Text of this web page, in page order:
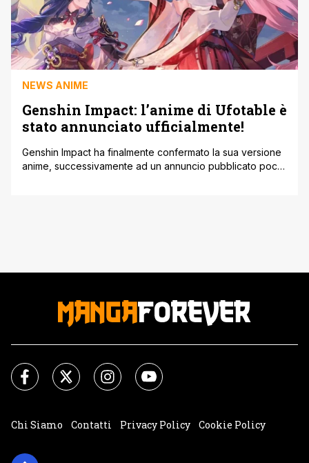
NEWS ANIME
Genshin Impact: l’anime di Ufotable è
stato annunciato ufficialmente!
Genshin Impact ha finalmente confermato la sua versione
anime, successivamente ad un annuncio pubblicato poco
Chi Siamo Contatti Privacy Policy
Cookie Policy